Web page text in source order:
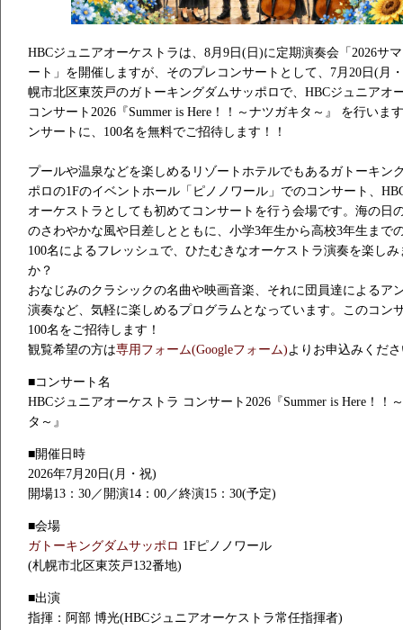
HBCジュニアオーケストラは、8月9日(日)に定期演奏会「2026サ
ート」を開催しますが、そのプレコンサートとして、7月20日(月
幌市北区東茨戸のガトーキングダムサッポロで、HBCジュニアオ
コンサート2026『Summer is Here！！～ナツガキタ～』 を行いま
ンサートに、100名を無料でご招待します！！
プールや温泉などを楽しめるリゾートホテルでもあるガトーキン
ポロの1Fのイベントホール「ピノノワール」でのコンサート、
オーケストラとしても初めてコンサートを行う会場です。海の日
のさわやかな風や日差しとともに、小学3年生から高校3年生まで
100名によるフレッシュで、ひたむきなオーケストラ演奏を楽しみ
か？
おなじみのクラシックの名曲や映画音楽、それに団員達によるア
演奏など、気軽に楽しめるプログラムとなっています。このコン
100名をご招待します！
観覧希望の方は専用フォーム(Googleフォーム)よりお申込みくだ
■コンサート名
HBCジュニアオーケストラ コンサート2026『Summer is Here！！
タ～』
■開催日時
2026年7月20日(月・祝)
開場13：30／開演14：00／終演15：30(予定)
■会場
ガトーキングダムサッポロ 1Fピノノワール
(札幌市北区東茨戸132番地)
■出演
指揮：阿部 博光(HBCジュニアオーケストラ常任指揮者)